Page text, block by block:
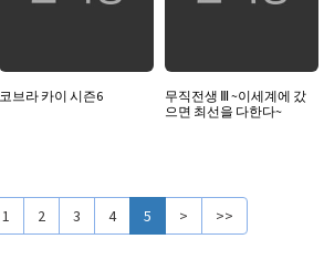
코브라 카이 시즌6
무직전생 Ⅲ ~이세계에 갔
으면 최선을 다한다~
1 2 3 4 5 > >>